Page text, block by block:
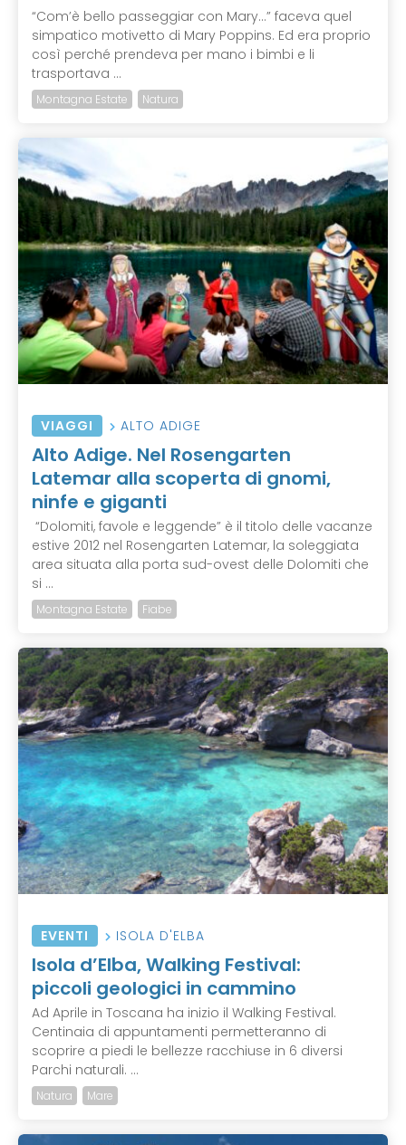
“Com’è bello passeggiar con Mary…” faceva quel
simpatico motivetto di Mary Poppins. Ed era proprio
così perché prendeva per mano i bimbi e li
trasportava ...
Montagna Estate Natura
VIAGGI ALTO ADIGE
Alto Adige. Nel Rosengarten
Latemar alla scoperta di gnomi,
ninfe e giganti
“Dolomiti, favole e leggende” è il titolo delle vacanze
estive 2012 nel Rosengarten Latemar, la soleggiata
area situata alla porta sud-ovest delle Dolomiti che
si ...
Montagna Estate Fiabe
EVENTI ISOLA D'ELBA
Isola d’Elba, Walking Festival:
piccoli geologici in cammino
Ad Aprile in Toscana ha inizio il Walking Festival.
Centinaia di appuntamenti permetteranno di
scoprire a piedi le bellezze racchiuse in 6 diversi
Parchi naturali. ...
Natura Mare